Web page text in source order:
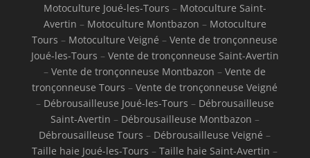
Motoculture Joué-les-Tours – Motoculture Saint-
Avertin – Motoculture Montbazon – Motoculture
Tours – Motoculture Veigné –Vente de tronçonneuse
Joué-les-Tours – Vente de tronçonneuse Saint-Avertin
–Vente de tronçonneuse Montbazon –Vente de
tronçonneuse Tours –Vente de tronçonneuse Veigné
– Débrousailleuse Joué-les-Tours – Débrousailleuse
Saint-Avertin – Débrousailleuse Montbazon –
Débrousailleuse Tours – Débrousailleuse Veigné –
Taille haie Joué-les-Tours –Taille haie Saint-Avertin –